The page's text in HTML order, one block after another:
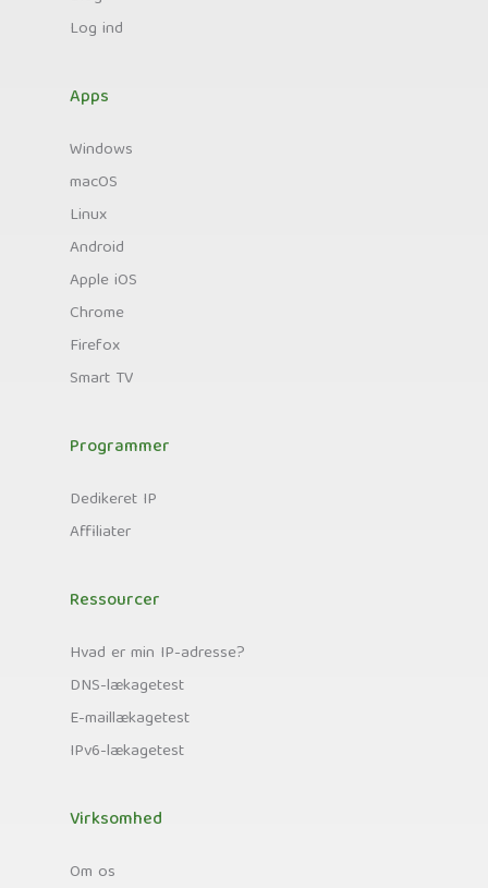
Log ind
Apps
Windows
macOS
Linux
Android
Apple iOS
Chrome
Firefox
Smart TV
Programmer
Dedikeret IP
Affiliater
Ressourcer
Hvad er min IP-adresse?
DNS-lækagetest
E-maillækagetest
IPv6-lækagetest
Virksomhed
Om os